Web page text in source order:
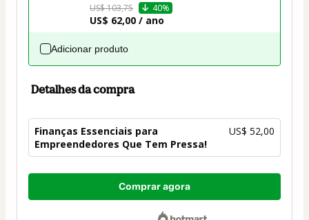
US$ 103,75
40%
US$ 62,00 / ano
Adicionar produto
Detalhes da compra
Finanças Essenciais para
Empreendedores Que Tem Pressa!
US$ 52,00
Total
Comprar agora